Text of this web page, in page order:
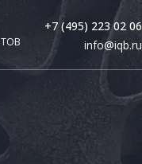
+7 (495) 223 02 06
info@iqb.ru